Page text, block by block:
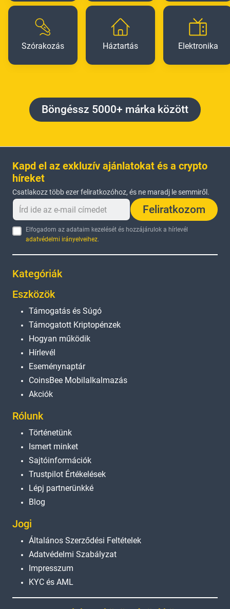
Szórakozás Háztartás Elektronika
Böngéssz 5000+ márka között
Kapd el az exkluzív ajánlatokat és a crypto
híreket
Csatlakozz több ezer feliratkozóhoz, és ne maradj le semmiről.
Feliratkozom
Elfogadom az adataim kezelését és hozzájárulok a hírlevél
adatvédelmi irányelveihez.
Kategóriák
Eszközök
Támogatás és Súgó
Támogatott Kriptopénzek
Hogyan működik
Hírlevél
Eseménynaptár
CoinsBee Mobilalkalmazás
Akciók
Rólunk
Történetünk
Ismert minket
Sajtóinformációk
Trustpilot Értékelések
Lépj partnerünkké
Blog
Jogi
Általános Szerződési Feltételek
Adatvédelmi Szabályzat
Impresszum
KYC és AML